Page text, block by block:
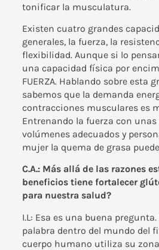
tonificar la musculatura.
Existen cuatro grandes
generales, la fuerza, la
flexibilidad. Aunque si lo
una capacidad física por
FUERZA. Hablando sobre esta
sabemos que la demanda
contracciones musculares es
Entrenando la fuerza con
volúmenes adecuados y
mujer la quema de grasa
C.A.: Más allá de las razones
beneficios tiene fortalecer
para nuestra salud?
I.L: Esa es una buena
palabra dentro del mundo del
cuerpo humano utiliza su